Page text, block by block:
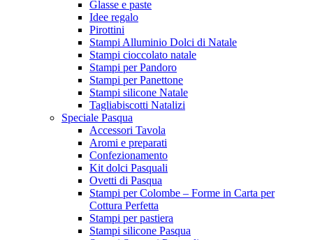
Glasse e paste
Idee regalo
Pirottini
Stampi Alluminio Dolci di Natale
Stampi cioccolato natale
Stampi per Pandoro
Stampi per Panettone
Stampi silicone Natale
Tagliabiscotti Natalizi
Speciale Pasqua
Accessori Tavola
Aromi e preparati
Confezionamento
Kit dolci Pasquali
Ovetti di Pasqua
Stampi per Colombe – Forme in Carta per
Cottura Perfetta
Stampi per pastiera
Stampi silicone Pasqua